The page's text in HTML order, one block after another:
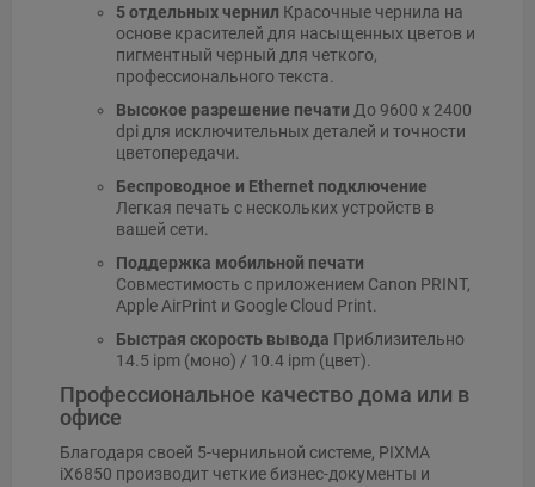
5 отдельных чернил Красочные чернила на
основе красителей для насыщенных цветов и
пигментный черный для четкого,
профессионального текста.
Высокое разрешение печати До 9600 x 2400
dpi для исключительных деталей и точности
цветопередачи.
Беспроводное и Ethernet подключение
Легкая печать с нескольких устройств в
вашей сети.
Поддержка мобильной печати
Совместимость с приложением Canon PRINT,
Apple AirPrint и Google Cloud Print.
Быстрая скорость вывода Приблизительно
14.5 ipm (моно) / 10.4 ipm (цвет).
Профессиональное качество дома или в
офисе
Благодаря своей 5-чернильной системе, PIXMA
iX6850 производит четкие бизнес-документы и